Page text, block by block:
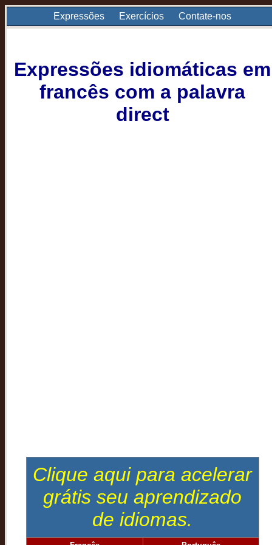
Expressões Exercícios Contate-nos
Expressões idiomáticas em
francês com a palavra
direct
Clique aqui para acelerar
grátis seu aprendizado
de idiomas.